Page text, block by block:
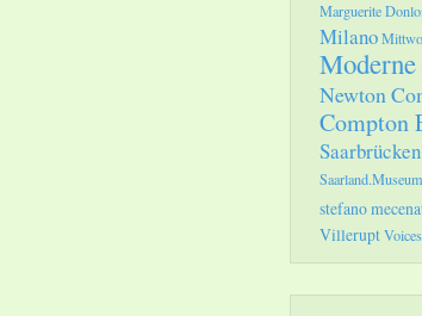
Marguerite
Milano
Newton
Compton
Saarbrücken
stefano
Villerupt